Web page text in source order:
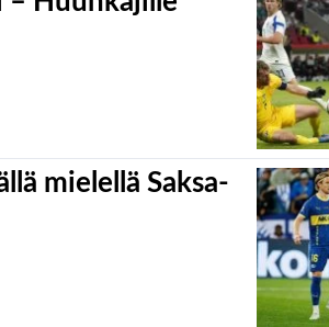
mielellä Saksa-